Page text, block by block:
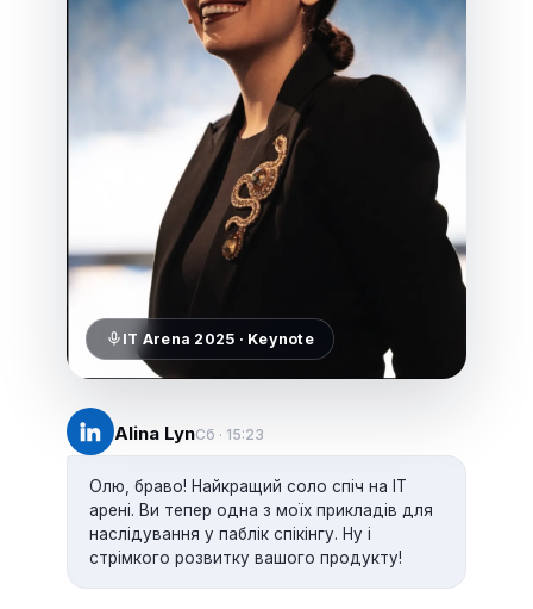
IT Arena 2025 · Keynote
Alina LynСб · 15:23
Олю, браво! Найкращий соло спіч на IT
арені. Ви тепер одна з моїх прикладів для
наслідування у паблік спікінгу. Ну і
стрімкого розвитку вашого продукту!